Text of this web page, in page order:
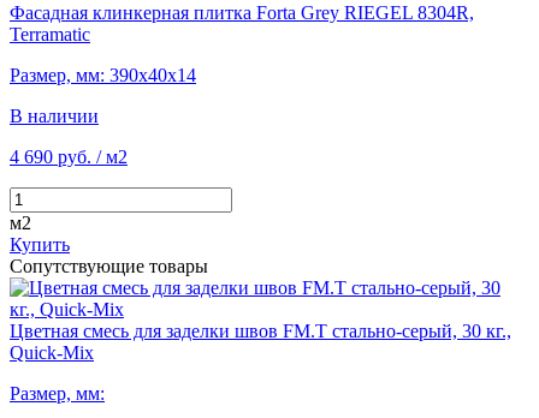
Фасадная клинкерная плитка Forta Grey RIEGEL 8304R,
Terramatic
Размер, мм: 390х40х14
В наличии
4 690 руб. / м2
м2
Купить
Сопутствующие товары
Цветная смесь для заделки швов FM.T стально-серый, 30 кг.,
Quick-Mix
Размер, мм: